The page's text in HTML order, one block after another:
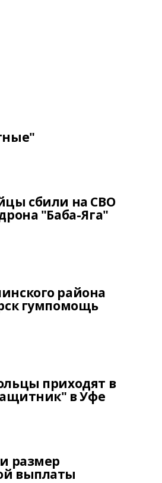
сбили на СВО
"Баба-Яга"
района
гумпомощь
приходят в
в Уфе
размер
выплаты